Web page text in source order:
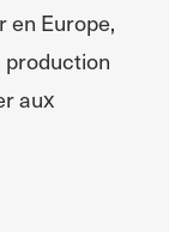
en Europe,
production
aux